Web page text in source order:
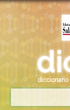
diccionario